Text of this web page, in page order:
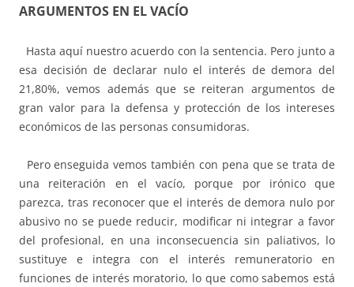
ARGUMENTOS EN EL VACÍO
Hasta aquí nuestro acuerdo con la sentencia. Pero junto a
esa decisión de declarar nulo el interés de demora del
21,80%, vemos además que se reiteran argumentos de
gran valor para la defensa y protección de los intereses
económicos de las personas consumidoras.
Pero enseguida vemos también con pena que se trata de
una reiteración en el vacío, porque por irónico que
parezca, tras reconocer que el interés de demora nulo por
abusivo no se puede reducir, modificar ni integrar a favor
del profesional, en una inconsecuencia sin paliativos, lo
sustituye e integra con el interés remuneratorio en
funciones de interés moratorio, lo que como sabemos está